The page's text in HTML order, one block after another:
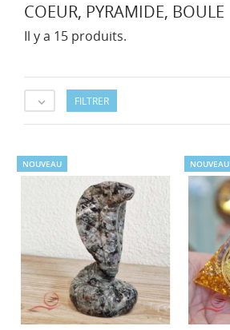
COEUR, PYRAMIDE, BOULE
Il y a 15 produits.
 FILTRER
NOUVEAU NOUVEAU